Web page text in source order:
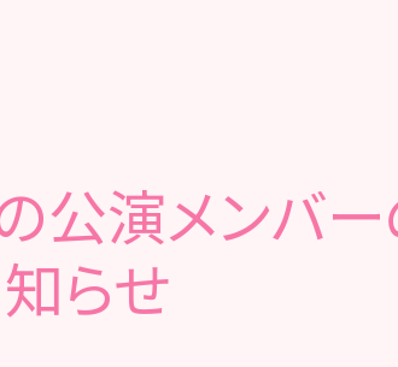
公演メンバ
知らせ